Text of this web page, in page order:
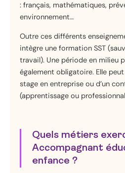
: français, mathématiques,
environnement…
Outre ces différents
intègre une formation SST
travail). Une période en milieu
également obligatoire. Elle
stage en entreprise ou d’un
(apprentissage ou
Quels métiers
Accompagnant
enfance ?